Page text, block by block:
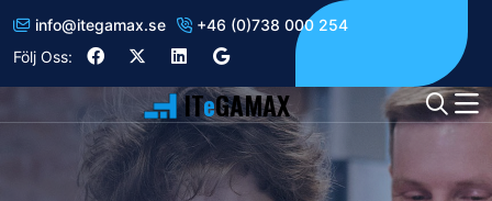
info@itegamax.se
+46 (0)738 000 254
Följ Oss:
ITeGAMAX